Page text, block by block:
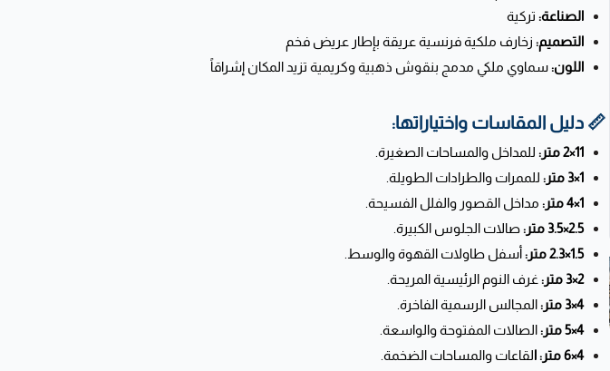
الصناعة: تركية
التصميم: زخارف ملكية فرنسية عريقة بإطار عريض فخم
اللون:سماوي ملكي مدمج بنقوش ذهبية وكريمية تزيد المكان إشراقاً
📏 دليل المقاسات واختياراتها:
11×2 متر:
للمداخل والمساحات الصغيرة.
1×3 متر:
للممرات والطرادات الطويلة.
1×4 متر:
مداخل القصور والفلل الفسيحة.
2.5×3.5 متر:
صالات الجلوس الكبيرة.
1.5×2.3 متر:
أسفل طاولات القهوة والوسط.
2×3 متر:
غرف النوم الرئيسية المريحة.
4×3 متر:
المجالس الرسمية الفاخرة.
4×5 متر:
الصالات المفتوحة والواسعة.
4×6 متر: ا
لقاعات والمساحات الضخمة.